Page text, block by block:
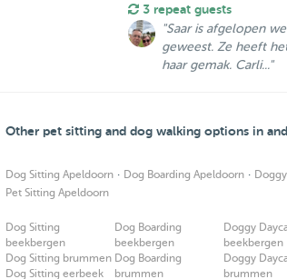
3 repeat guests
"Saar is afgelopen
geweest. Ze heeft
haar gemak. Carli..."
Other pet sitting and dog walking options in
Dog Sitting Apeldoorn · Dog Boarding Apeldoorn ·
Pet Sitting Apeldoorn
Dog Sitting
beekbergen
Dog Sitting brummen
Dog Sitting eerbeek
Dog Boarding
beekbergen
Dog Boarding
brummen
Doggy
beekbergen
Doggy
brummen